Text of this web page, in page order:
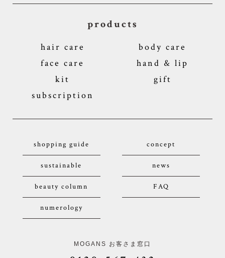
products
hair care
body care
face care
hand & lip
kit
gift
subscription
shopping guide concept
sustainable news
beauty column FAQ
numerology
MOGANS お客さま窓口